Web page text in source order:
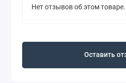
уменьшая электризацию.
активные вещества, такие как
Cocoamphoacetate,
бережное очищение.
Нет отзывов об этом товаре.
Оставить